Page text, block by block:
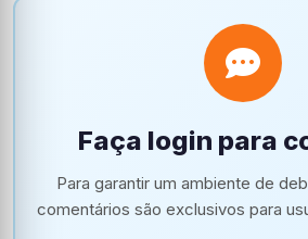
Faça login para
Para garantir um ambiente de
comentários são exclusivos para